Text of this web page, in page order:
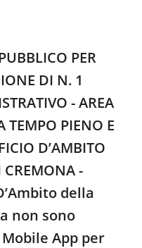
PER
DI N. 1
- AREA
TEMPO PIENO E
D’AMBITO
CREMONA -
della
non sono
App per